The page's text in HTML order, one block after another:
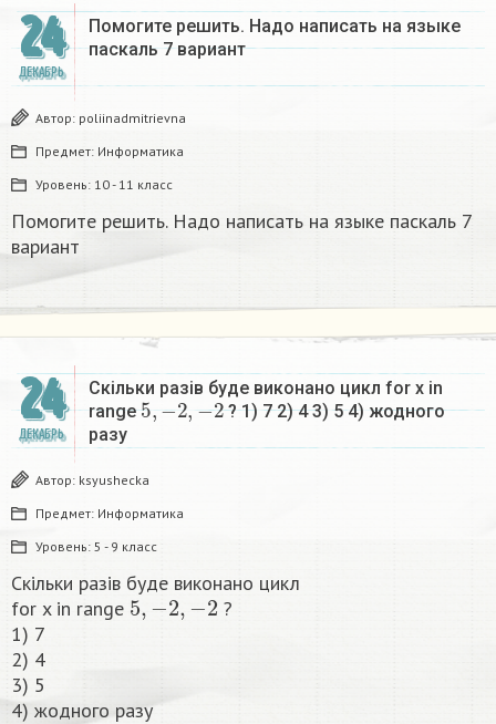
24
ДЕКАБРЬ
Помогите решить. Надо написать на языке
паскаль 7 вариант
Автор: poliinadmitrievna
Предмет: Информатика
Уровень: 10 - 11 класс
Помогите решить. Надо написать на языке паскаль 7
вариант
24
ДЕКАБРЬ
Скільки разів буде виконано цикл for x in
range
5, −2,−2
? 1) 7 2) 4 3) 5 4) жодного
разу​
Автор: ksyushecka
Предмет: Информатика
Уровень: 5 - 9 класс
Скільки разів буде виконано цикл
for x in range
5,−2,−2
?
1) 7
2) 4
3) 5
4) жодного разу​